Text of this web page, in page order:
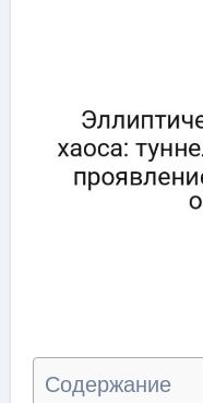
Содержание